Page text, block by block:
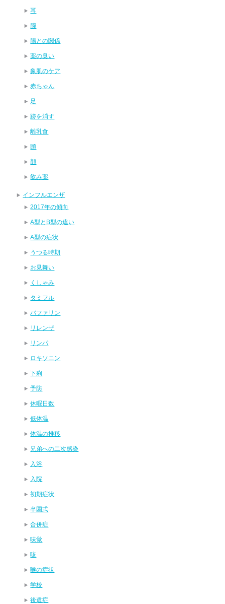
耳
腕
腸との関係
薬の臭い
象肌のケア
赤ちゃん
足
跡を消す
離乳食
頭
顔
飲み薬
インフルエンザ
2017年の傾向
A型とB型の違い
A型の症状
うつる時期
お見舞い
くしゃみ
タミフル
バファリン
リレンザ
リンパ
ロキソニン
下痢
予防
休暇日数
低体温
体温の推移
兄弟への二次感染
入浴
入院
初期症状
卒園式
合併症
味覚
咳
喉の症状
学校
後遺症